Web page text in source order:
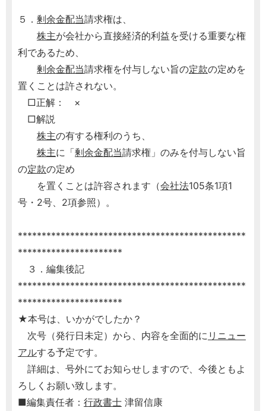
５． 剰余金配当請求権は、
株主が会社から直接経済的利益を受ける重要な権
利であるため、
剰余金配当請求権を付与しない旨の定款の定めを
置くことは許されない。
□正解： ×
□解説
株主の有する権利のうち、
株主に「剰余金配当請求権」のみを付与しない旨
の定款の定め
を置くことは許容されます（会社法105条1項1
号・2号、2項参照）。
************************************************
**********************
３．編集後記
************************************************
**********************
★本号は、いかがでしたか？
次号（発行日未定）から、内容を全面的に リニュー
アルする予定です。
詳細は、号外にてお知らせしますので、今後ともよ
ろしくお願い致します。
■編集責任者： 行政書士 津留信康